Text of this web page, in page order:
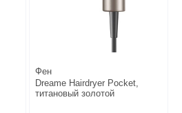
Фен
Dreame Hairdryer Pocket,
титановый золотой